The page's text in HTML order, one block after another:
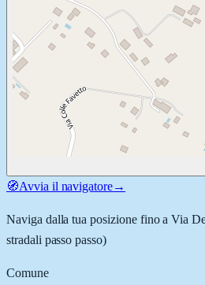
🧭Avvia il navigatore→
Naviga dalla tua posizione fino aVia
stradali passo passo)
Comune